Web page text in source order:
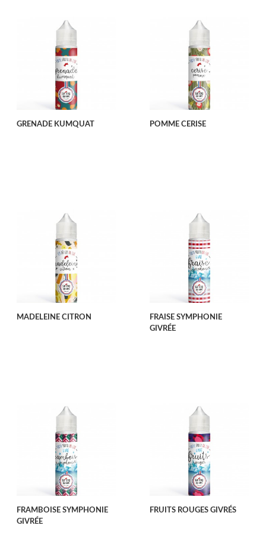
GRENADE KUMQUAT POMME CERISE
MADELEINE CITRON
FRAISE SYMPHONIE
GIVRÉE
FRAMBOISE SYMPHONIE
GIVRÉE
FRUITS ROUGES GIVRÉS